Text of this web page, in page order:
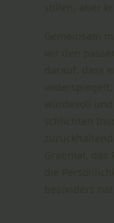
stillen, aber
Gemeinsam
wir den
darauf, dass
würdevoll
schlichten
Grabmal, das
die
besonders